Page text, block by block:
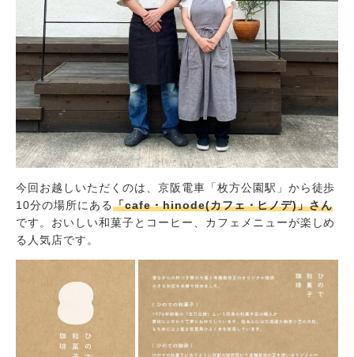
今回お越しいただくのは、京阪電車「枚方公園駅」から徒歩
10分の場所にある「cafe・hinode(カフェ・ヒノデ)」さん
です。おいしい和菓子とコーヒー、カフェメニューが楽しめ
る人気店です。